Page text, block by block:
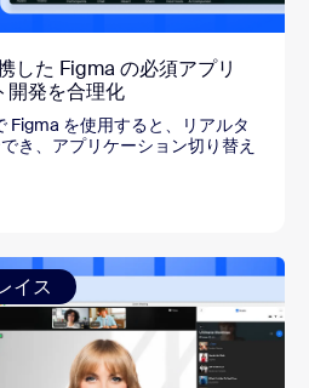
した Figma の必須アプリ
開発を合理化
Figma を使用すると、リアルタ
き、アプリケーション切り替え
イス